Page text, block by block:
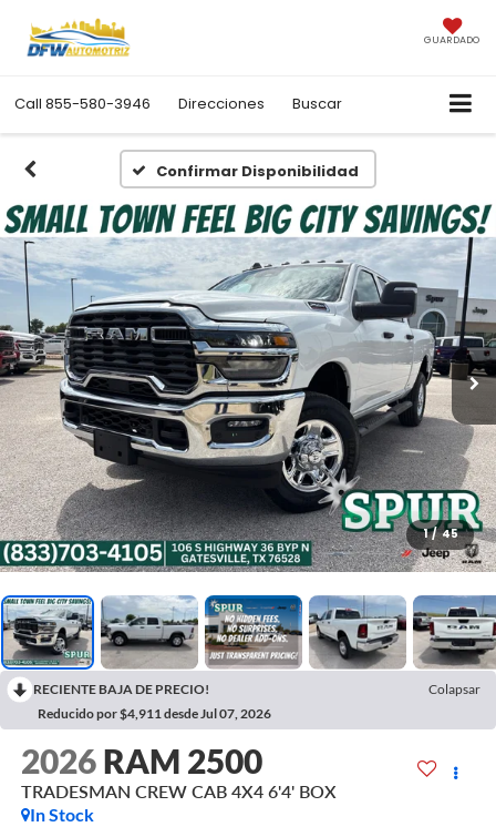
GUARDADO
Call 855-580-3946 Direcciones Buscar
Confirmar Disponibilidad
1 / 45
RECIENTE BAJA DE PRECIO!
Colapsar
Reducido por $4,911 desde Jul 07, 2026
2026 RAM 2500
TRADESMAN CREW CAB 4X4 6'4' BOX
In Stock